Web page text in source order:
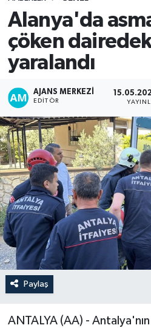
Alanya'da
çöken
yaralandı
AJANS MERKEZI
EDITÖR
Paylaş
ANTALYA (AA) -
SPOR
RESMİ İLANLAR
Son Dakika Haberleri
Haber Arşivi